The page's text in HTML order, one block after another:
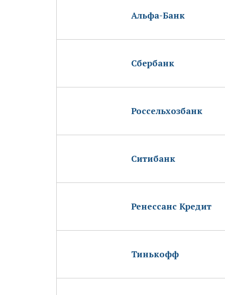
Альфа-Банк
Сбербанк
Россельхозбанк
Ситибанк
Ренессанс Кредит
Тинькофф